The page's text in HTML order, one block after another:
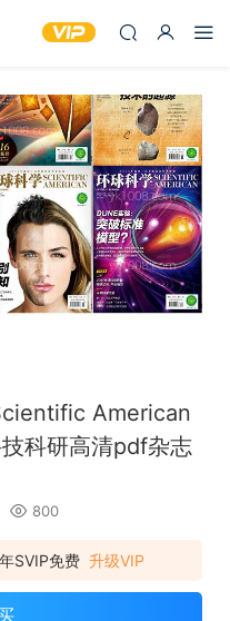
American
科研高清pdf杂志
800
SVIP免费 升级VIP